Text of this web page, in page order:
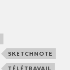
SKETCHNOTE
TÉLÉTRAVAIL